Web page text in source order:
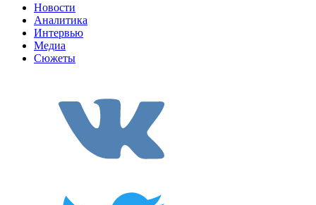
Новости
Аналитика
Интервью
Медиа
Сюжеты